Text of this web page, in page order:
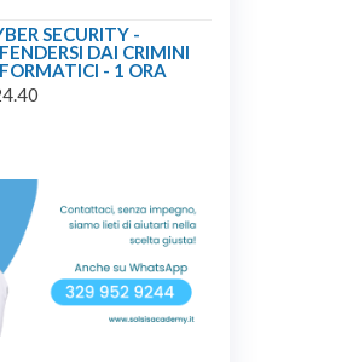
SECURITY -
DAI CRIMINI
- 1 ORA